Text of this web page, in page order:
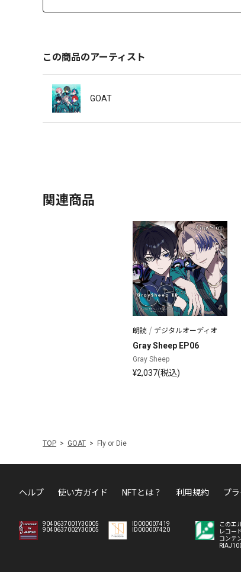
この商品のアーティスト
GOAT
関連商品
朗読 デジタルオーディオ
Gray Sheep EP06
Gray Sheep
¥2,037(税込)
TOP GOAT Fly or Die
ヘルプ 使い方ガイド NFTとは？ 利用規約 プ
9040637001Y30005
9040637002Y30005
ID000007419
ID000007420
このエ
レコー
コンテ